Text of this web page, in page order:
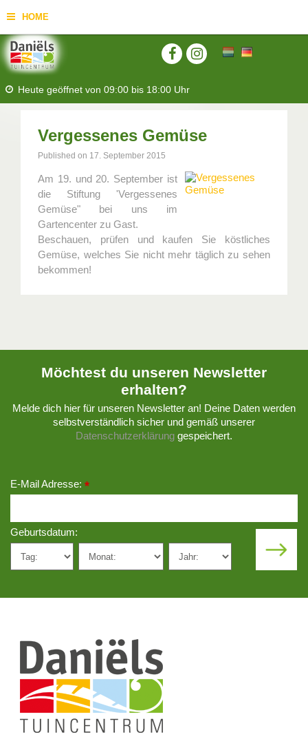
HOME
Heute geöffnet von 09:00 bis 18:00 Uhr
Vergessenes Gemüse
Published on 17. September 2015
Am 19. und 20. September ist
die Stiftung 'Vergessenes
Gemüse" bei uns im
Gartencenter zu Gast.
Beschauen, prüfen und kaufen Sie köstliches
Gemüse, welches Sie nicht mehr täglich zu sehen
bekommen!
Möchtest du unseren Newsletter
erhalten?
Melde dich hier für unseren Newsletter an! Deine Daten werden
selbstverständlich sicher und gemäß unserer
Datenschutzerklärung gespeichert.
E-Mail Adresse: *
Geburtsdatum: